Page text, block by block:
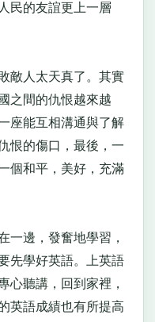
民的友誼更上一層
敵人太天真了。其實
之間的仇恨越來越
座能互相溝通與了解
恨的傷口，最後，一
個和平，美好，充滿
一邊，發奮地學習，
先學好英語。上英語
心聽講，回到家裡，
英語成績也有所提高